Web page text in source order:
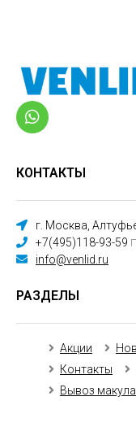
КОНТАКТЫ
г. Москва,
+7(495)118-93-59
info@venlid.ru
РАЗДЕЛЫ
Акции
Контакты
Вывоз